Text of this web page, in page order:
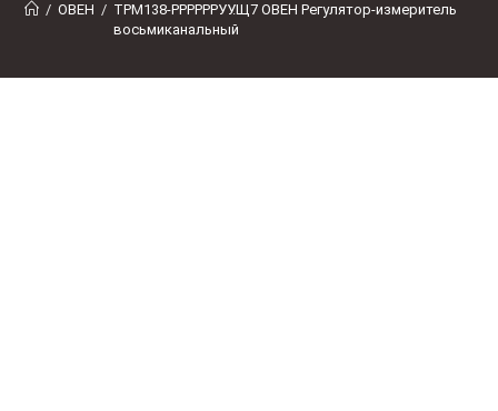
/ ОВЕН / ТРМ138-РРРРРРУУ.Щ7 ОВЕН Регулятор-измеритель
восьмиканальный